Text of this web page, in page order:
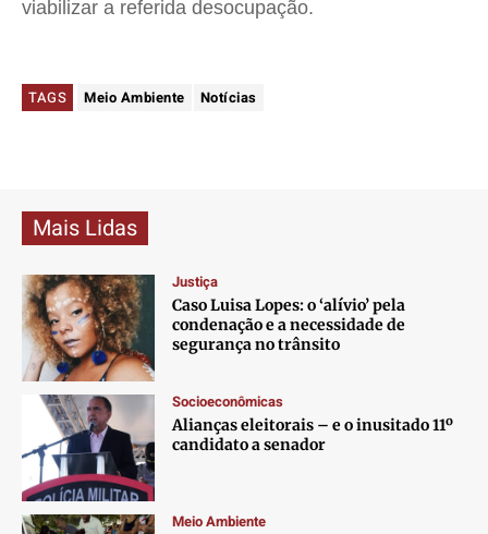
viabilizar a referida desocupação.
TAGS Meio Ambiente Notícias
Mais Lidas
Justiça
Caso Luisa Lopes: o ‘alívio’ pela
condenação e a necessidade de
segurança no trânsito
Socioeconômicas
Alianças eleitorais – e o inusitado 11º
candidato a senador
Meio Ambiente